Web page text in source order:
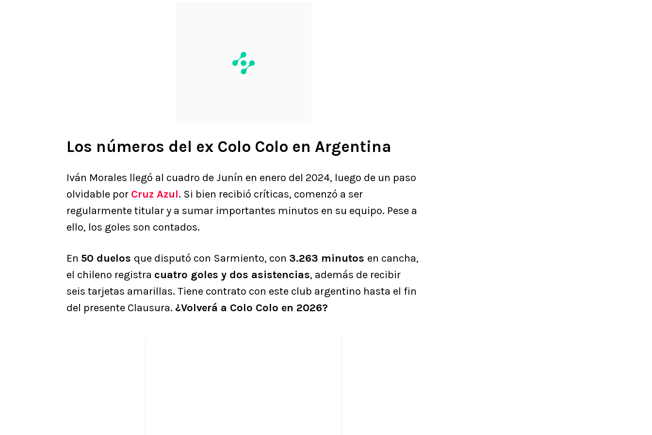
Los números del ex Colo Colo en Argentina
Iván Morales llegó al cuadro de Junín en enero del 2024, luego de un paso
olvidable por Cruz Azul. Si bien recibió críticas, comenzó a ser
regularmente titular y a sumar importantes minutos en su equipo. Pese a
ello, los goles son contados.
En 50 duelos que disputó con Sarmiento, con 3.263 minutos en cancha,
el chileno registra cuatro goles y dos asistencias, además de recibir
seis tarjetas amarillas. Tiene contrato con este club argentino hasta el fin
del presente Clausura. ¿Volverá a Colo Colo en 2026?